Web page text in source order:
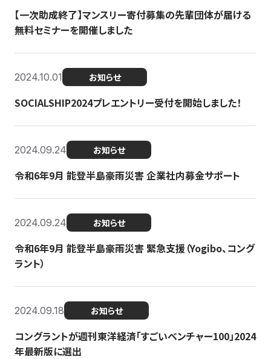
【一次助成終了】マンスリー寄付募集の先輩団体が届ける
無料セミナーを開催しました
2024.10.01 お知らせ
SOCIALSHIP2024プレエントリー受付を開始しました！
2024.09.24 お知らせ
令和6年9月 能登半島豪雨災害 企業社内募金サポート
2024.09.24 お知らせ
令和6年9月 能登半島豪雨災害 緊急支援（Yogibo、コング
ラント）
2024.09.18 お知らせ
コングラントが週刊東洋経済「すごいベンチャー100」2024
年最新版に選出